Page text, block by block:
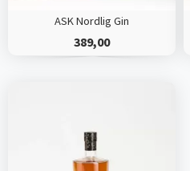
ASK Nordlig Gin
389,00